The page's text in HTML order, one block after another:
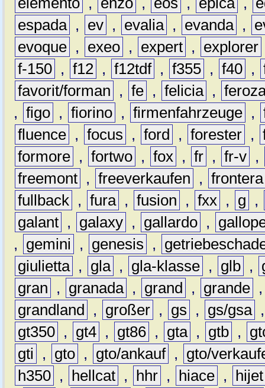
espada , ev , evalia , evanda ,
evoque , exeo , expert , explorer
f-150 , f12 , f12tdf , f355 , f40 ,
favorit/forman
, fe , felicia ,
, figo , fiorino , firmenfahrzeuge ,
fluence , focus , ford , forester ,
formore , fortwo , fox , fr , fr-v ,
freemont , freeverkaufen , frontera
fullback , fura , fusion , fxx , g
,
galant , galaxy , gallardo ,
,
gemini , genesis ,
giulietta , gla , gla-klasse , glb ,
gran
, granada , grand , grande
grandland
, großer , gs , gs/gsa
gt350 , gt4 , gt86 , gta , gtb ,
gti
, gto , gto/ankauf ,
gto/
h350 , hellcat , hhr , hiace ,
hijet